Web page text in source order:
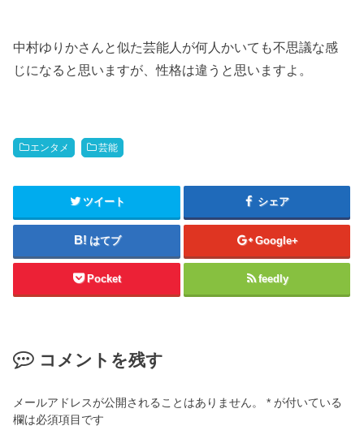
中村ゆりかさんと似た芸能人が何人かいても不思議な感
じになると思いますが、性格は違うと思いますよ。
エンタメ 芸能
ツイート シェア
はてブ Google+
Pocket feedly
コメントを残す
メールアドレスが公開されることはありません。 * が付いている
欄は必須項目です